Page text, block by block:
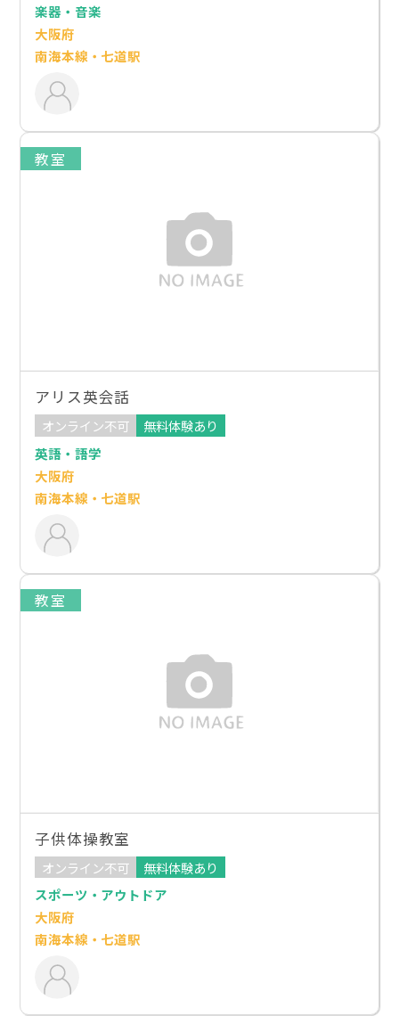
楽器・音楽
大阪府
南海本線・七道駅
教室
アリス英会話
オンライン不可
無料体験あり
英語・語学
大阪府
南海本線・七道駅
教室
子供体操教室
オンライン不可
無料体験あり
スポーツ・アウトドア
大阪府
南海本線・七道駅